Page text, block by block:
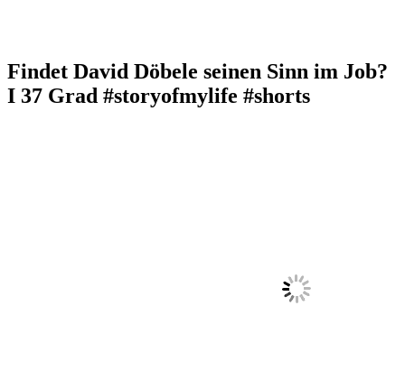
Findet David Döbele seinen Sinn im Job?
I 37 Grad #storyofmylife #shorts